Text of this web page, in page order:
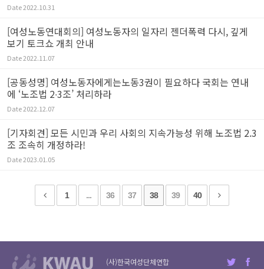
Date2022.10.31
[여성노동연대회의] 여성노동자의 일자리 젠더폭력 다시, 깊게
보기 토크쇼 개최 안내
Date2022.11.07
[공동성명] 여성노동자에게는노동3권이 필요하다 국회는 연내
에 ‘노조법 2∙3조’ 처리하라
Date2022.12.07
[기자회견] 모든 시민과 우리 사회의 지속가능성 위해 노조법 2.3
조 조속히 개정하라!
Date2023.01.05
1 ... 36 37 38 39 40
(사)한국여성단체연합